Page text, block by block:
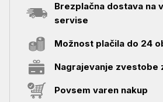
Brezplačna dostava na
servise
Možnost plačila do 24
Nagrajevanje zvestobe
Povsem varen nakup